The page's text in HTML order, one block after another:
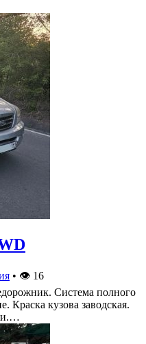
• 👁 16
Система полного
Краска кузова заводская.